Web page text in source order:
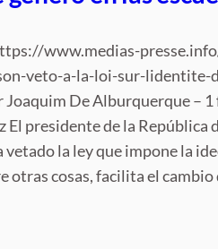
www.medias-
veto-a-la-loi-sur-lidentite-
De Alburquerque –
El presidente de la República
vetado la ley que impone la
otras cosas, facilita el